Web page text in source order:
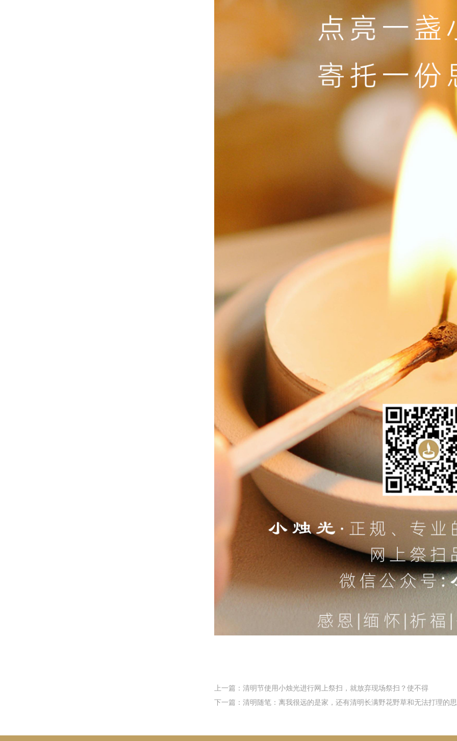
上一篇：清明节使用小烛光进行网上祭扫，就放弃现场祭扫？使不得
下一篇：清明随笔：离我很远的是家，还有清明长满野花野草和无法打理的